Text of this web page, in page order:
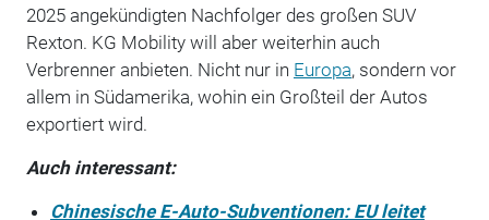
2025 angekündigten Nachfolger des großen SUV
Rexton. KG Mobility will aber weiterhin auch
Verbrenner anbieten. Nicht nur in Europa, sondern vor
allem in Südamerika, wohin ein Großteil der Autos
exportiert wird.
Auch interessant:
Chinesische E-Auto-Subventionen: EU leitet